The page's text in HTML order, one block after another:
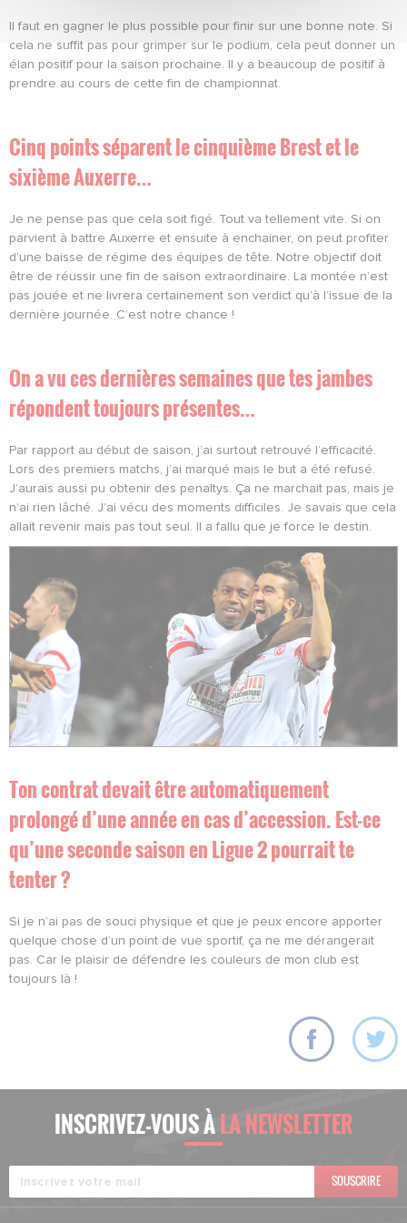
Il faut en gagner le plus possible pour finir sur une bonne note. Si
cela ne suffit pas pour grimper sur le podium, cela peut donner un
élan positif pour la saison prochaine. Il y a beaucoup de positif à
prendre au cours de cette fin de championnat.
Cinq points séparent le cinquième Brest et le
sixième Auxerre…
Je ne pense pas que cela soit figé. Tout va tellement vite. Si on
parvient à battre Auxerre et ensuite à enchainer, on peut profiter
d’une baisse de régime des équipes de tête. Notre objectif doit
être de réussir une fin de saison extraordinaire. La montée n’est
pas jouée et ne livrera certainement son verdict qu’à l’issue de la
dernière journée. C’est notre chance !
On a vu ces dernières semaines que tes jambes
répondent toujours présentes…
Par rapport au début de saison, j’ai surtout retrouvé l’efficacité.
Lors des premiers matchs, j’ai marqué mais le but a été refusé.
J’aurais aussi pu obtenir des penaltys. Ça ne marchait pas, mais je
n’ai rien lâché. J’ai vécu des moments difficiles. Je savais que cela
allait revenir mais pas tout seul. Il a fallu que je force le destin.
Ton contrat devait être automatiquement
prolongé d’une année en cas d’accession. Est-ce
qu’une seconde saison en Ligue 2 pourrait te
tenter ?
Si je n’ai pas de souci physique et que je peux encore apporter
quelque chose d’un point de vue sportif, ça ne me dérangerait
pas. Car le plaisir de défendre les couleurs de mon club est
toujours là !
INSCRIVEZ-VOUS ÀLA NEWSLETTER
SOUSCRIRE